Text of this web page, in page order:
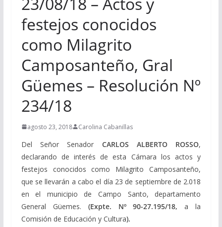
festejos conocidos
como Milagrito
Camposanteño, Gral
Güemes – Resolución Nº
234/18
agosto 23, 2018 Carolina Cabanillas
Del Señor Senador CARLOS ALBERTO ROSSO,
declarando de interés de esta Cámara los actos y
festejos conocidos como Milagrito Camposanteño,
que se llevarán a cabo el día 23 de septiembre de 2.018
en el municipio de Campo Santo, departamento
General Güemes. (Expte. Nº 90-27.195/18,a la
Comisión de Educación y Cultura).